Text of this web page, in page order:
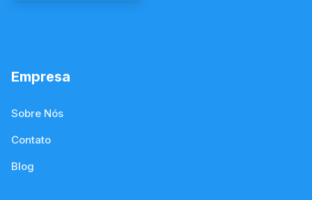
Empresa
Sobre Nós
Contato
Blog